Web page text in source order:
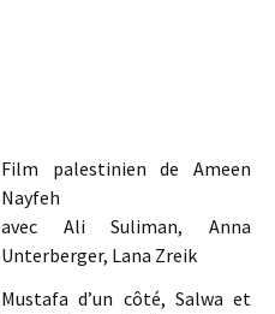
Film palestinien de Ameen
Nayfeh
avec Ali Suliman, Anna
Unterberger, Lana Zreik
Mustafa d’un côté, Salwa et